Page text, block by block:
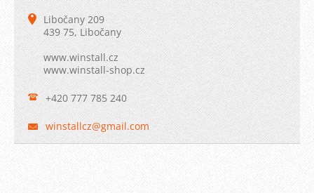
Libočany 209
439 75, Libočany
www.winstall.cz
www.winstall-shop.cz
+420 777 785 240
winstallcz@gmail.com